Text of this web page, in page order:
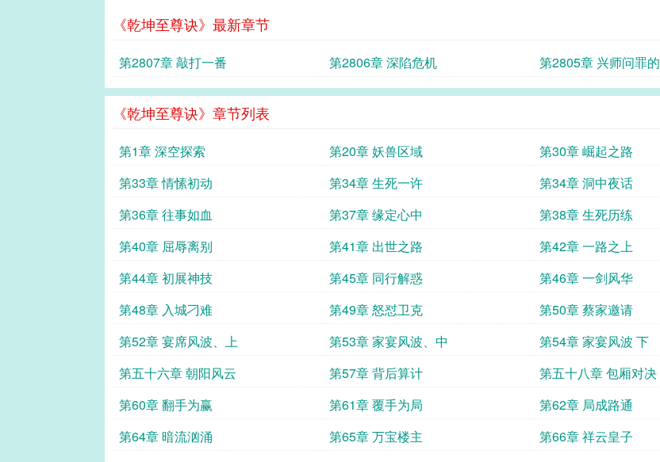
《乾坤至尊诀》最新章节
第2807章 敲打一番 第2806章 深陷危机 第2805章 兴师问罪的
《乾坤至尊诀》章节列表
第1章 深空探索 第20章 妖兽区域 第30章 崛起之路
第33章 情愫初动
第34章 生死一许 第34章 洞中夜话
第36章 往事如血
第37章 缘定心中 第38章 生死历练
第40章 屈辱离别
第41章 出世之路 第42章 一路之上
第44章 初展神技
第45章 同行解惑 第46章 一剑风华
第48章 入城刁难
第49章 怒怼卫克 第50章 蔡家邀请
第52章 宴席风波、上
第53章 家宴风波、中 第54章 家宴风波 下
第五十六章 朝阳风云
第57章 背后算计 第五十八章 包厢对决
第60章 翻手为赢
第61章 覆手为局 第62章 局成路通
第64章 暗流汹涌
第65章 万宝楼主 第66章 祥云皇子